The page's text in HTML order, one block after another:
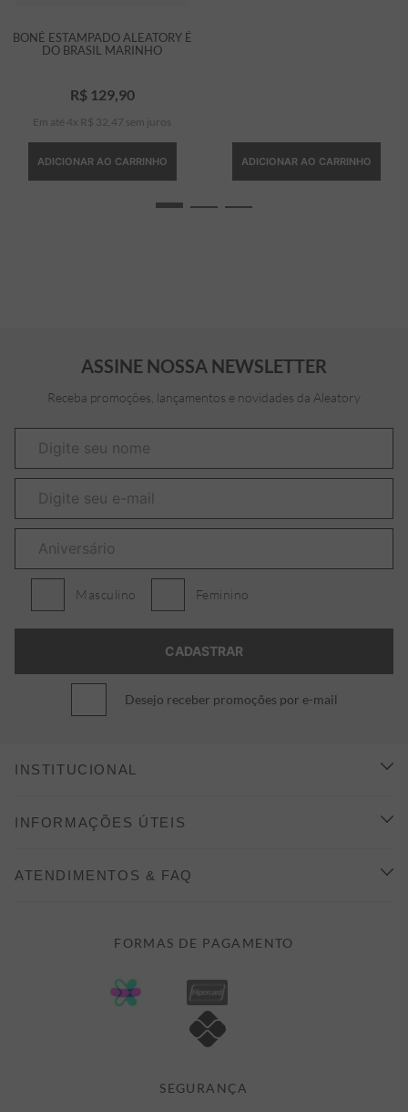
BONÉ ESTAMPADO ALEATORY É
DO BRASIL MARINHO
R$ 129,90
Em até 4 x R$ 32 47 sem juros
ADICIONAR AO CARRINHO ADICIONAR AO CARRINHO
ASSINE NOSSA NEWSLETTER
Receba promoções, lançamentos e novidades da Aleatory
Masculino Feminino
Desejo receber promoções por e-mail
INSTITUCIONAL
CONHEÇA A ALEATORY
INFORMAÇÕES ÚTEIS
FORMAS DE PAGAMENTO
POLÍTICA DE PRIVACIDADE
ATENDIMENTOS & FAQ
ATENDIMENTO@ALEATORYSTORE.COM.BR
FORMAS DE PAGAMENTO
SEGURANÇA